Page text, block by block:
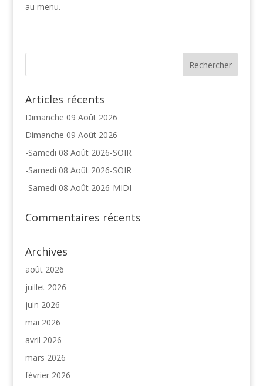
au menu.
Articles récents
Dimanche 09 Août 2026
Dimanche 09 Août 2026
-Samedi 08 Août 2026-SOIR
-Samedi 08 Août 2026-SOIR
-Samedi 08 Août 2026-MIDI
Commentaires récents
Archives
août 2026
juillet 2026
juin 2026
mai 2026
avril 2026
mars 2026
février 2026